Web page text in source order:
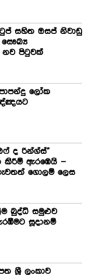
සහිත ඔසප් නිවාඩු
සෞඛ්‍ය
නව පිටුවක්
ලෝක
ද රින්ග්ස්”
කිරීම් ඇරඹෙයි –
ගොලම් ලෙස
බුද්ධි සමුළුව
සූදානම්
ශ්‍රී ලංකාව